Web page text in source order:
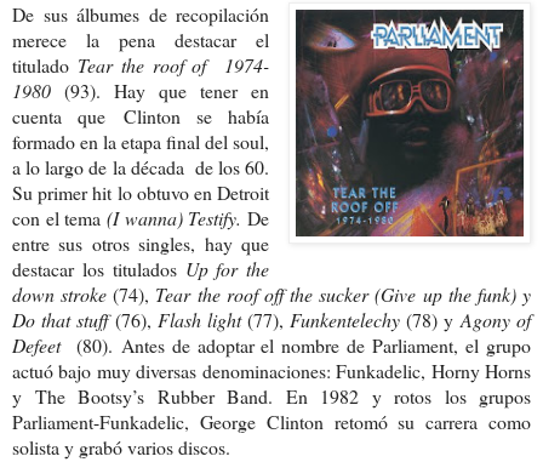
De sus álbumes de recopilación
merece la pena destacar el
titulado Tear the roof of 1974-
1980(93). Hay que tener en
cuenta que Clinton se había
formado en la etapa final del soul,
a lo largo de la década de los 60.
Su primer hit lo obtuvo en Detroit
con el tema(I wanna) Testify.De
entre sus otros singles, hay que
destacar los titulados Up for the
down stroke(74), Tear the roof off the sucker (Give up the funk) y
Do that stuff(76), Flash light(77), Funkentelechy (78) y Agony of
Defeet (80). Antes de adoptar el nombre de Parliament, el grupo
actuó bajo muy diversas denominaciones: Funkadelic, Horny Horns
y The Bootsy’s Rubber Band. En 1982 y rotos los grupos
Parliament-Funkadelic, George Clinton retomó su carrera como
solista y grabó varios discos.